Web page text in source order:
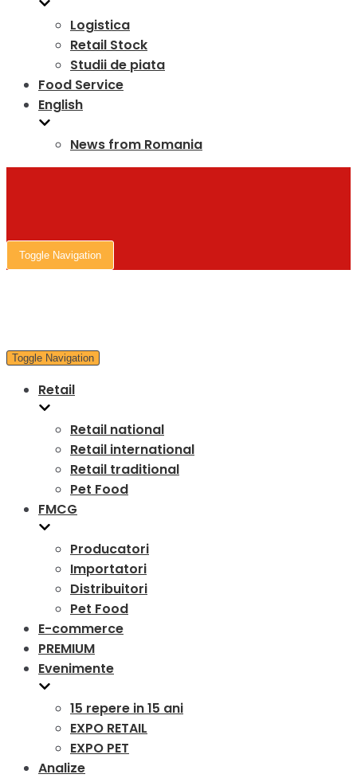
Logistica
Retail Stock
Studii de piata
Food Service
English
News from Romania
Toggle Navigation
Toggle Navigation
Retail
Retail national
Retail international
Retail traditional
Pet Food
FMCG
Producatori
Importatori
Distribuitori
Pet Food
E-commerce
PREMIUM
Evenimente
15 repere in 15 ani
EXPO RETAIL
EXPO PET
Analize